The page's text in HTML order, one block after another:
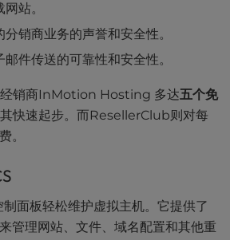
站。
销商业务的声誉和安全性。
件传送的可靠性和安全性。
销商InMotion Hosting 多达五个免
快速起步。而ResellerClub则对每
。
面板轻松维护虚拟主机。它提供了
管理网站、文件、域名配置和其他重